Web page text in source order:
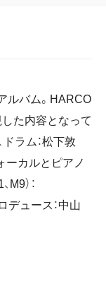
ルバム。HARCO
た内容となって
ドラム：松下敦
ーカルとピアノ
）：
デュース：中山